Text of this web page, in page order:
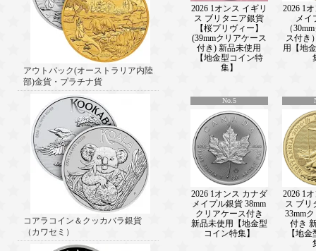
アウトバック(オーストラリア内陸
部)金貨・プラチナ貨
コアラコイン＆クッカバラ銀貨
（カワセミ）
ーフ 【Proof】 50ペンス 新品未使用
新着情報■
2026 28グラム イギリス 5番目のエ
コイン肖像 銀貨 プルーフ販売中！
───────────────(2026/05/01)
2026 1オンス イギリス ロイヤルチ
───────────────(2026/04/23)
2026 8グラム イギリス くまのプー
100周年記念 彩色 銀貨 プルーフ 【
ス 新品未使用販売中！！ 新着情報■
───────────────(2026/04/16)
2026 1オンス イギリス ブリタニア
リアケース付き 新品未使用販売中
■ ───────────────(2026/04/
1オンス オーストラリア パース・ミ
ガルー シルバーバー 99.99%販売中
■ ───────────────(2026/04/
2025 中国 干支：巳(ヘビ)年 3グラム
ム銀貨【2枚】セット プルーフ販売
2026 1オンス イギリ
ス ブリタニア銀貨
【桜プリヴィー】
(39mmクリアケース
付き) 新品未使用
【地金型コイン特
集】
2026 1
メイ
（
ス付き
用【地
No.5
2026 1オンス カナダ
メイプル銀貨 38mm
クリアケース付き
新品未使用【地金型
コイン特集】
2026 1
ス ブリ
33mm
付き
【地